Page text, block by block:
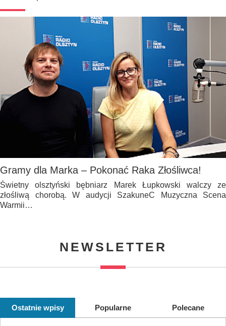
Gramy dla Marka – Pokonać Raka Złośliwca!
Świetny olsztyński bębniarz Marek Łupkowski walczy ze
złośliwą chorobą. W audycji SzakuneC Muzyczna Scena
Warmii…
NEWSLETTER
Ostatnie wpisy Popularne Polecane